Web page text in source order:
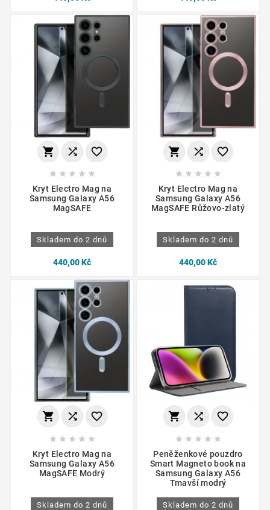
  
    
Kryt Electro Mag na
Samsung Galaxy A56
MagSAFE
Skladem do 2 dnů
440,00 Kč
  
    
Kryt Electro Mag na
Samsung Galaxy A56
MagSAFE Růžovo-zlatý
Skladem do 2 dnů
440,00 Kč
  
    
Kryt Electro Mag na
Samsung Galaxy A56
MagSAFE Modrý
Skladem do 2 dnů
  
    
Peněženkové pouzdro
Smart Magneto book na
Samsung Galaxy A56
Tmavší modrý
Skladem do 2 dnů